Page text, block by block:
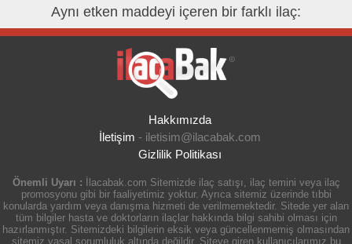
Aynı etken maddeyi içeren bir farklı ilaç:
Hakkımızda
İletişim - iletisim@ilacabak.com
Gizlilik Politikası
Önemli Uyarı :
İlacabak.com Sitemizde ilaç satışı, ilaç temini veya ilaç
promosyonu gibi bir faaliyetimiz yoktur. Ayrıca sitemiz üzerinde tıbbi
konularda yardım veya danışma hizmeti de verilmemektedir. Sitede yer alan
tüm bilgiler hasta ve doktorların ilaçlar hakkında bilgi sahibi olması için
hazırlanmıştır. Sitemizdeki bilgilerin eksik veya güncellenmemiş olmasından
sitemiz yasal sorumluluk altında değildir. Siteye giren kullanıcılarımız bu